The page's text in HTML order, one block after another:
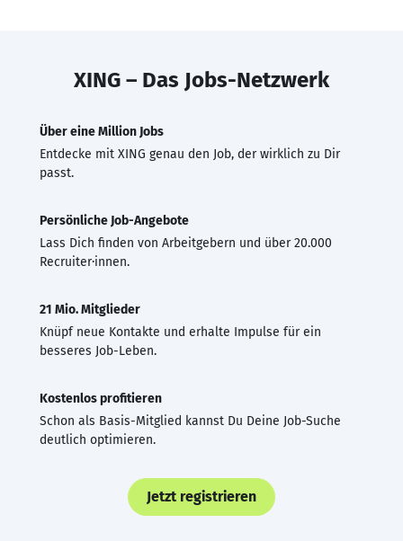
XING – Das Jobs-Netzwerk
Über eine Million Jobs
Entdecke mit XING genau den Job, der wirklich zu Dir
passt.
Persönliche Job-Angebote
Lass Dich finden von Arbeitgebern und über 20.000
Recruiter·innen.
21 Mio. Mitglieder
Knüpf neue Kontakte und erhalte Impulse für ein
besseres Job-Leben.
Kostenlos profitieren
Schon als Basis-Mitglied kannst Du Deine Job-Suche
deutlich optimieren.
Jetzt registrieren